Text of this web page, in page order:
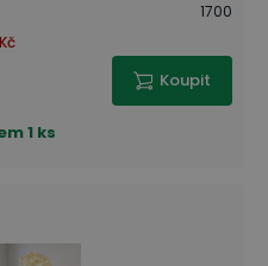
1700
Koupit
1 ks